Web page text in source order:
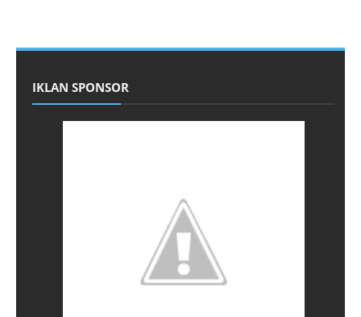
IKLAN SPONSOR